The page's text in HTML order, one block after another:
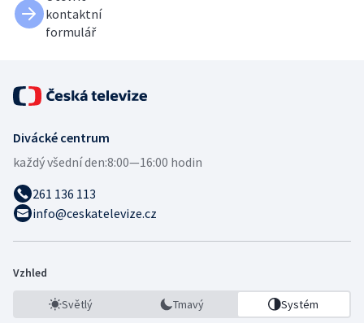
kontaktní
formulář
Divácké centrum
každý všední den:8:00—16:00 hodin
261 136 113
info@ceskatelevize.cz
Vzhled
Světlý Tmavý Systém